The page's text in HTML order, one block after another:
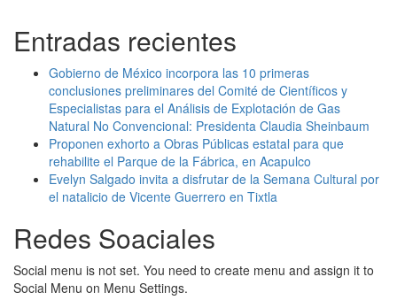
Entradas recientes
Gobierno de México incorpora las 10 primeras
conclusiones preliminares del Comité de Científicos y
Especialistas para el Análisis de Explotación de Gas
Natural No Convencional: Presidenta Claudia Sheinbaum
Proponen exhorto a Obras Públicas estatal para que
rehabilite el Parque de la Fábrica, en Acapulco
Evelyn Salgado invita a disfrutar de la Semana Cultural por
el natalicio de Vicente Guerrero en Tixtla
Redes Soaciales
Social menu is not set. You need to create menu and assign it to
Social Menu on Menu Settings.